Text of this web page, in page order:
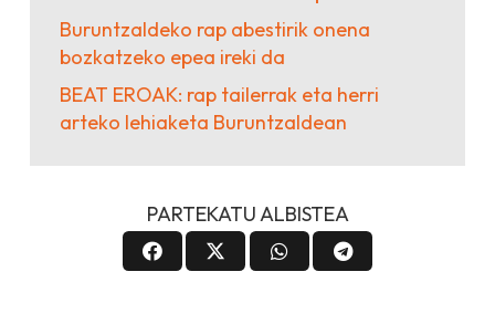
Buruntzaldeko rap abestirik onena
bozkatzeko epea ireki da
BEAT EROAK: rap tailerrak eta herri
arteko lehiaketa Buruntzaldean
PARTEKATU ALBISTEA